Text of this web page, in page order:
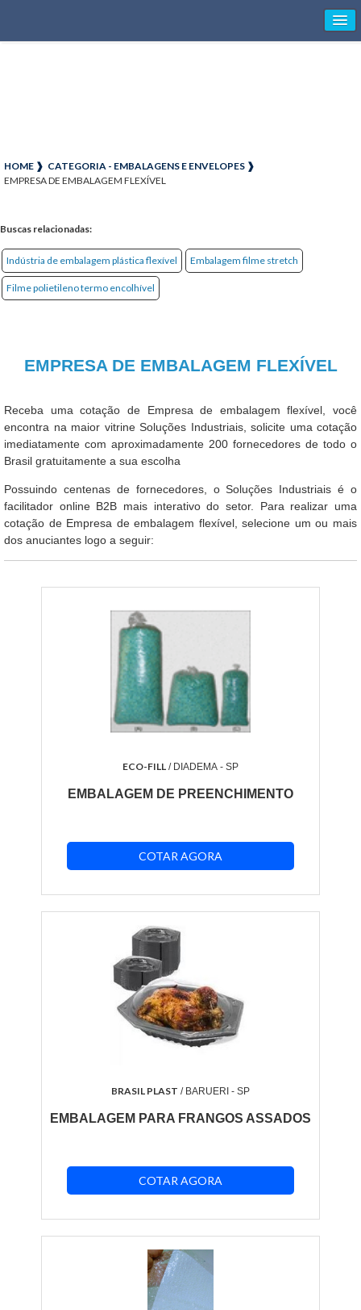
HOME ❱ CATEGORIA - EMBALAGENS E ENVELOPES ❱
EMPRESA DE EMBALAGEM FLEXÍVEL
Buscas relacionadas:
Indústria de embalagem plástica flexível Embalagem filme stretch
Filme polietileno termo encolhível
EMPRESA DE EMBALAGEM FLEXÍVEL
Receba uma cotação de Empresa de embalagem flexível, você
encontra na maior vitrine Soluções Industriais, solicite uma cotação
imediatamente com aproximadamente 200 fornecedores de todo o
Brasil gratuitamente a sua escolha
Possuindo centenas de fornecedores, o Soluções Industriais é o
facilitador online B2B mais interativo do setor. Para realizar uma
cotação de Empresa de embalagem flexível, selecione um ou mais
dos anuciantes logo a seguir:
ECO-FILL/ DIADEMA - SP
EMBALAGEM DE PREENCHIMENTO
COTAR AGORA
BRASIL PLAST / BARUERI - SP
EMBALAGEM PARA FRANGOS ASSADOS
COTAR AGORA